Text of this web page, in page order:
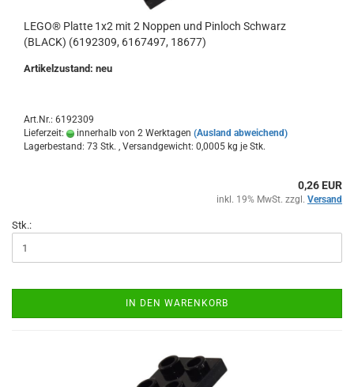
LEGO® Platte 1x2 mit 2 Noppen und Pinloch Schwarz
(BLACK) (6192309, 6167497, 18677)
Artikelzustand: neu
Art.Nr.: 6192309
Lieferzeit:
innerhalb von 2 Werktagen (Ausland abweichend)
Lagerbestand: 73 Stk. , Versandgewicht: 0,0005 kg je Stk.
0,26 EUR
inkl. 19% MwSt. zzgl. Versand
Stk.:
IN DEN WARENKORB